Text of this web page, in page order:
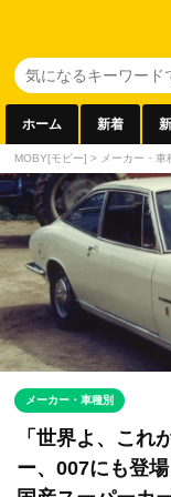
ホーム 新着
MOBY[モビー] > メーカー・車
メーカー・車種別
「世界よ、これ
ー、007にも登